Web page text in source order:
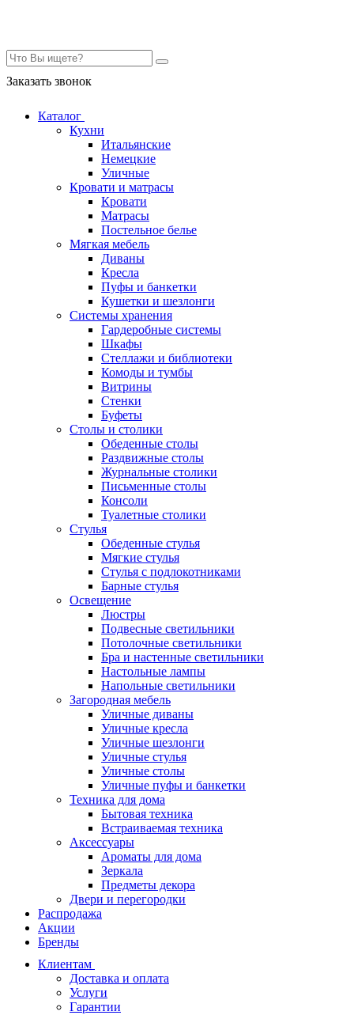
Заказать звонок
Каталог
Кухни
Итальянские
Немецкие
Уличные
Кровати и матрасы
Кровати
Матрасы
Постельное белье
Мягкая мебель
Диваны
Кресла
Пуфы и банкетки
Кушетки и шезлонги
Системы хранения
Гардеробные системы
Шкафы
Стеллажи и библиотеки
Комоды и тумбы
Витрины
Стенки
Буфеты
Столы и столики
Обеденные столы
Раздвижные столы
Журнальные столики
Письменные столы
Консоли
Туалетные столики
Стулья
Обеденные стулья
Мягкие стулья
Стулья с подлокотниками
Барные стулья
Освещение
Люстры
Подвесные светильники
Потолочные светильники
Бра и настенные светильники
Настольные лампы
Напольные светильники
Загородная мебель
Уличные диваны
Уличные кресла
Уличные шезлонги
Уличные стулья
Уличные столы
Уличные пуфы и банкетки
Техника для дома
Бытовая техника
Встраиваемая техника
Аксессуары
Ароматы для дома
Зеркала
Предметы декора
Двери и перегородки
Распродажа
Акции
Бренды
Клиентам
Доставка и оплата
Услуги
Гарантии